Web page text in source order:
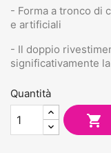
- Forma a tronco di
e artificiali
- Il doppio
significativamente
Quantità
